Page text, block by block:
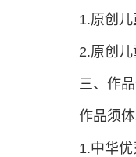
1.原创
2.原创
三、作
作品须
1.中华